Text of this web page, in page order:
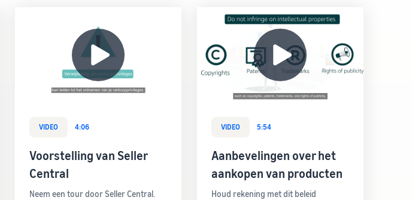
VIDEO 4:06
Voorstelling van Seller
Central
Neem een tour door Seller Central.
VIDEO 5:54
Aanbevelingen over het
aankopen van producten
Houd rekening met dit beleid